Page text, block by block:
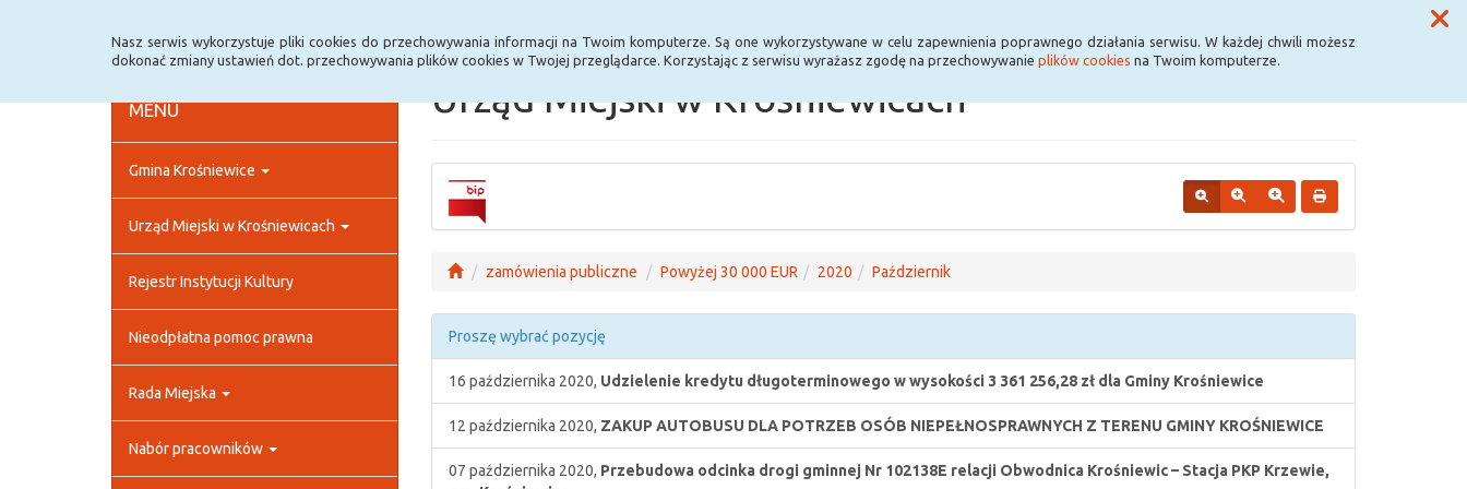
Nasz serwis wykorzystuje pliki cookies do przechowywania informacji na Twoim komputerze. Są one wykorzystywane w celu zapewnienia poprawnego działania serwisu. W każdej chwili możesz
dokonać zmiany ustawień dot. przechowywania plików cookies w Twojej przeglądarce. Korzystając z serwisu wyrażasz zgodę na przechowywanie plików cookies na Twoim komputerze.
MENU
Gmina Krośniewice
Urząd Miejski w Krośniewicach
Rejestr Instytucji Kultury
Nieodpłatna pomoc prawna
Rada Miejska
Nabór pracowników
Urząd Miejski w Krośniewicach
zamówienia publiczne Powyżej 30 000 EUR 2020 Październik
Proszę wybrać pozycję
16 października 2020, Udzielenie kredytu długoterminowego w wysokości 3 361 256,28 zł dla Gminy Krośniewice
12 października 2020, ZAKUP AUTOBUSU DLA POTRZEB OSÓB NIEPEŁNOSPRAWNYCH Z TERENU GMINY KROŚNIEWICE
07 października 2020, Przebudowa odcinka drogi gminnej Nr 102138E relacji Obwodnica Krośniewic – Stacja PKP Krzewie,